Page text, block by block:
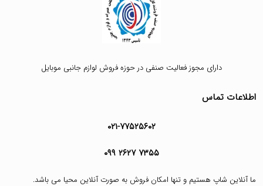
دارای مجوز فعالیت صنفی در حوزه فروش لوازم جانبی موبایل
اطلاعات تماس
۰۲۱-۷۷۵۲۵۶۰۲
۰۹۹ ۲۶۲۷ ۷۳۵۵
ما آنلاین شاپ هستیم و تنها امکان فروش به صورت آنلاین محیا می باشد.